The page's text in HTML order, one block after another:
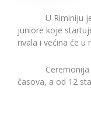
U Riminiju
juniore koje
rivala i većina će u
časova, a od 12